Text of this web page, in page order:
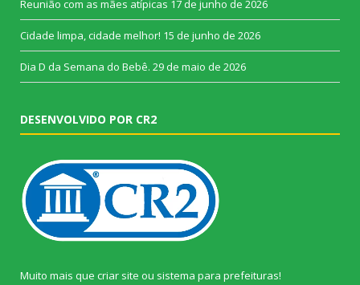
Reunião com as mães atípicas 17 de junho de 2026
Cidade limpa, cidade melhor! 15 de junho de 2026
Dia D da Semana do Bebê. 29 de maio de 2026
DESENVOLVIDO POR CR2
Muito mais que criar site ou sistema para prefeituras!